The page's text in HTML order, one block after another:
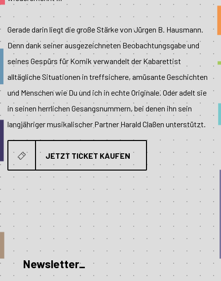
Gerade darin liegt die große Stärke von Jürgen B. Hausmann.
Denn dank seiner ausgezeichneten Beobachtungsgabe und
seines Gespürs für Komik verwandelt der Kabarettist
alltägliche Situationen in treffsichere, amüsante Geschichten
und Menschen wie Du und ich in echte Originale. Oder adelt sie
in seinen herrlichen Gesangsnummern, bei denen ihn sein
langjähriger musikalischer Partner Harald Claßen unterstützt.
JETZT TICKET KAUFEN
Newsletter_